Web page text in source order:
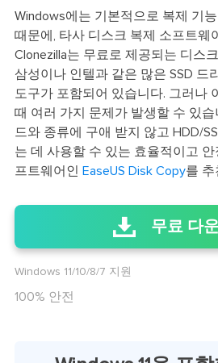
Windows에는 기본적으로 복제 기
때문에, 타사 디스크 복제 소프트웨
Clonezilla는 무료로 제공되는 디스
삼성이나 인텔과 같은 많은 SSD 드
도구가 포함되어 있습니다. 그러나
때 여러 가지 문제가 발생할 수 있습
드와 종류에 구애 받지 않고 HDD/
는 데 사용할 수 있는 효율적이고
프트웨어인 EaseUS Disk Copy를 추
무료 다
Windows 11/10/8/7 지원
100% 안전